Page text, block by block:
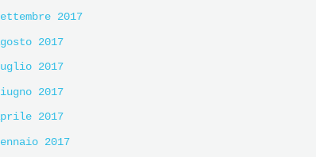
2017
2017
2017
2017
2017
2017